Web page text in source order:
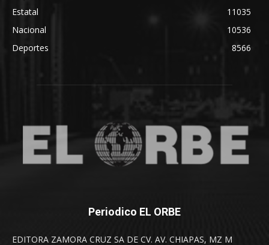
Estatal
11035
Nacional
10536
Deportes
8566
Periodico EL ORBE
EDITORA ZAMORA CRUZ SA DE CV. AV. CHIAPAS, MZ M